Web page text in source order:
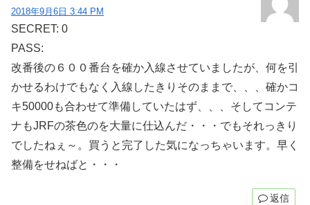
2018年9月6日 3:44 PM
SECRET: 0
PASS:
改番後の６００番台を確か入線させていましたが、何を引
かせるわけでもなく入線したきりそのままで、、、確かコ
キ50000も合わせて準備していたはず、、、そしてコンテ
ナもJRFの茶色のを大量に仕込んだ・・・でもそれっきり
でしたねぇ～。買うと完了した気になっちゃいます。早く
整備をせねばと・・・
返信